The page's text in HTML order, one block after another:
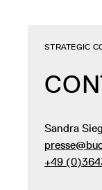
STRATEGIC
Sandra
+49